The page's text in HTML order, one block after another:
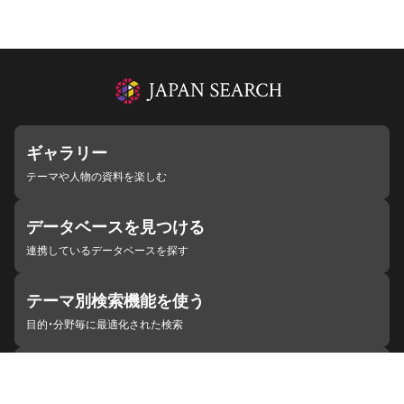
ギャラリー
テーマや人物の資料を楽しむ
データベースを見つける
連携しているデータベースを探す
テーマ別検索機能を使う
目的・分野毎に最適化された検索